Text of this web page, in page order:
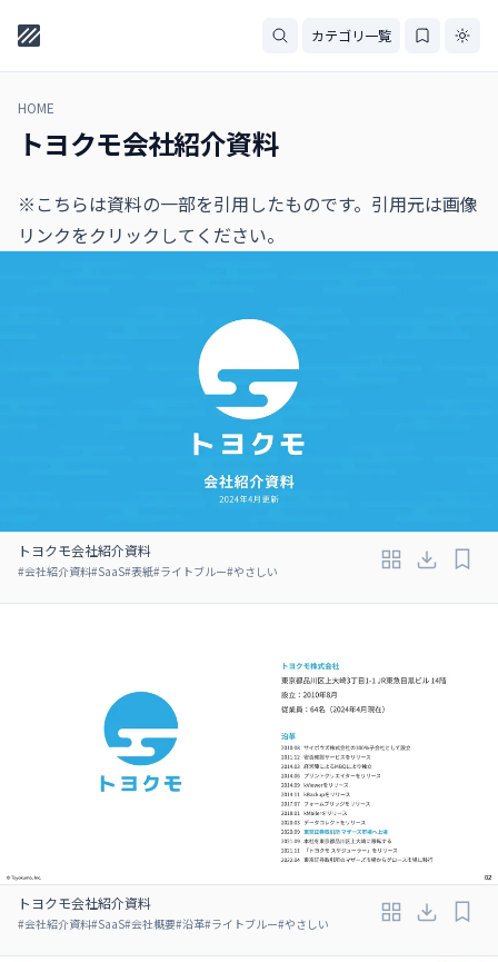
カテゴリ一覧
HOME
トヨクモ会社紹介資料
※こちらは資料の一部を引用したものです。引用元は画像
リンクをクリックしてください。
トヨクモ会社紹介資料
#会社紹介資料#SaaS#表紙#ライトブルー#やさしい
トヨクモ会社紹介資料
#会社紹介資料#SaaS#会社概要#沿革#ライトブルー#やさしい